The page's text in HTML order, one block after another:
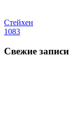
Стейхен
1083
Свежие записи